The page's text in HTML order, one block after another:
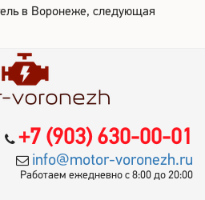
в Воронеже, следующая
+7 (903) 630-00-01
info@motor-voronezh.ru
Работаем ежедневно с 8:00 до 20:00